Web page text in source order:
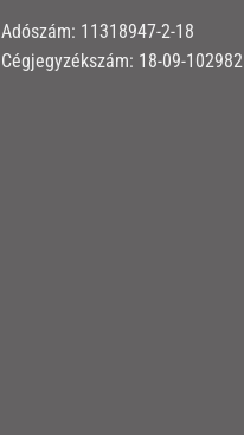
Adószám: 11318947-2-18
Cégjegyzékszám: 18-09-102982